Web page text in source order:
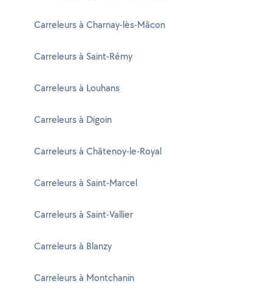
Carreleurs à Charnay-lès-Mâcon
Carreleurs à Saint-Rémy
Carreleurs à Louhans
Carreleurs à Digoin
Carreleurs à Châtenoy-le-Royal
Carreleurs à Saint-Marcel
Carreleurs à Saint-Vallier
Carreleurs à Blanzy
Carreleurs à Montchanin